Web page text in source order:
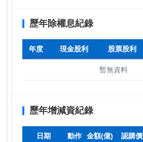
歷年除權息紀錄
年度 現金股利 股票股利
暫無資料
歷年增減資紀錄
日期 動作 金額(億) 認購價